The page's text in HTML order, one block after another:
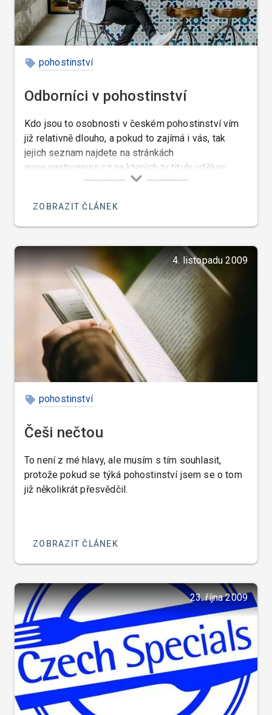
pohostinství
Odborníci v pohostinství
Kdo jsou to osobnosti v českém pohostinství vím
již relativně dlouho, a pokud to zajímá i vás, tak
jejich seznam najdete na stránkách
www.gastronews.cz na kterých ty tituly uděluje
jejich šéfredaktor pan Jiří Řezáč.
ZOBRAZIT ČLÁNEK
4. listopadu 2009
pohostinství
Češi nečtou
To není z mé hlavy, ale musím s tím souhlasit,
protože pokud se týká pohostinství jsem se o tom
již několikrát přesvědčil.
ZOBRAZIT ČLÁNEK
23. října 2009